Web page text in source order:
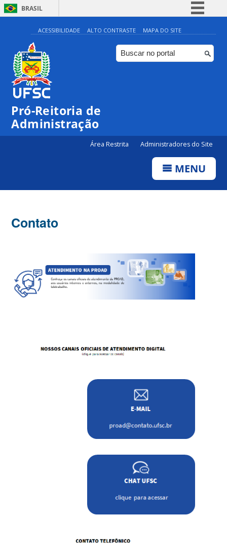
BRASIL
Simplifique!
Comunica BR
Participe
ACESSIBILIDADE ALTO CONTRASTE MAPA DO SITE
Pró-Reitoria de
Administração
Área Restrita Administradores do Site
MENU
Contato